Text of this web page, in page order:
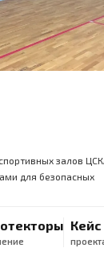
залов
для безопасных
Кейс